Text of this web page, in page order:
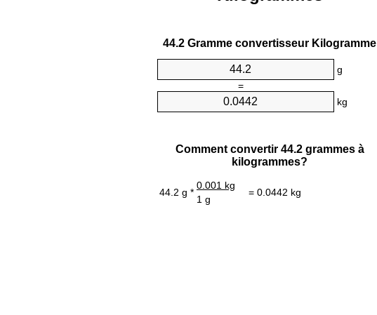
44.2 Gramme convertisseur Kilogramme
g
=
kg
Comment convertir 44.2 grammes à
kilogrammes?
44.2 g *
0.001 kg
= 0.0442 kg
1 g